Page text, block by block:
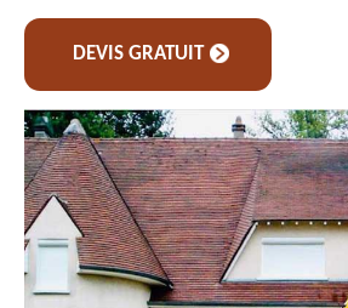
DEVIS GRATUIT